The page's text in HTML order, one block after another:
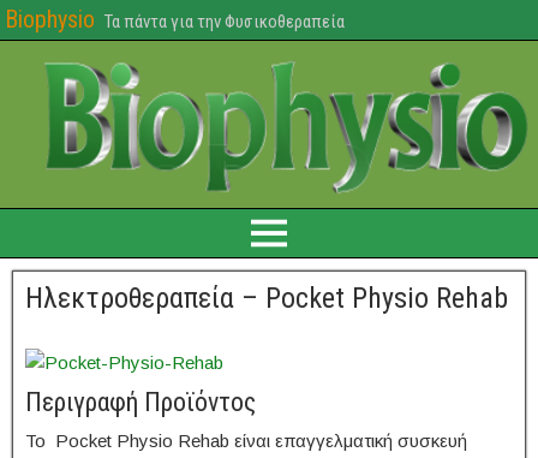
Biophysio Τα πάντα για την Φυσικοθεραπεία
Ηλεκτροθεραπεία – Pocket Physio Rehab
Περιγραφή Προϊόντος
Το Pocket Physio Rehab είναι επαγγελματική συσκευή